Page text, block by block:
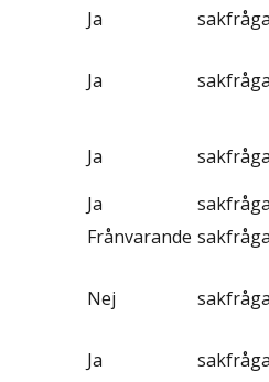
Ja
Ja
Ja
Ja
Frånvarande
Nej
Ja